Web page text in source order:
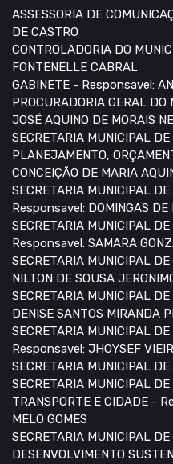
ASSESSORIA DE
DE CASTRO
CONTROLADORIA DO
FONTENELLE CABRAL
GABINETE - Responsavel:
PROCURADORIA GERAL
JOSÉ AQUINO DE MORAIS
SECRETARIA MUNICIPAL
PLANEJAMENTO,
CONCEIÇÃO DE MARIA
SECRETARIA MUNICIPAL
Responsavel: DOMINGAS DE
SECRETARIA MUNICIPAL
Responsavel: SAMARA
SECRETARIA MUNICIPAL
NILTON DE SOUSA
SECRETARIA MUNICIPAL
DENISE SANTOS MIRANDA
SECRETARIA MUNICIPAL
Responsavel: JHOYSEF
SECRETARIA MUNICIPAL
SECRETARIA MUNICIPAL
TRANSPORTE E CIDADE -
MELO GOMES
SECRETARIA MUNICIPAL
DESENVOLVIMENTO